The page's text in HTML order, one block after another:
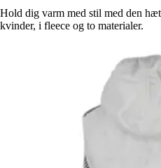
Hold dig varm med stil med den
kvinder, i fleece og to materialer.